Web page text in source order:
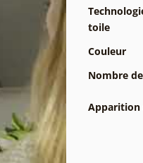
toile
Couleur
Nombre
Apparition